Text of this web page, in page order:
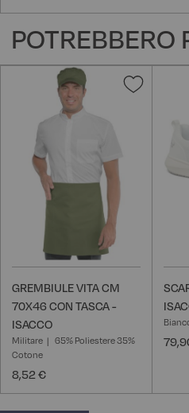
POTREBBERO
Aggiungi
GREMBIULE VITA CM
70X46 CON TASCA -
ISACCO
Militare
65% Poliestere 35%
Cotone
8,52 €